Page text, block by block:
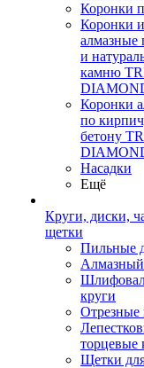
Коронки
Коронки
алмазные
и
камню
Коронки
по
бетону
Насадки
Ещё
Круги, диски,
щетки
Пильные
круги
Отрезные
торцевые
Щетки